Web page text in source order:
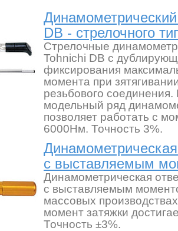
DB - стрелочного
Стрелочные
Tohnichi DB с
фиксирования
момента при
резьбового
модельный ряд
позволяет работать с
6000Нм. Точность 3%.
с выставляемым
Динамометрическая
с выставляемым
массовых
момент затяжки
Точность ±3%.